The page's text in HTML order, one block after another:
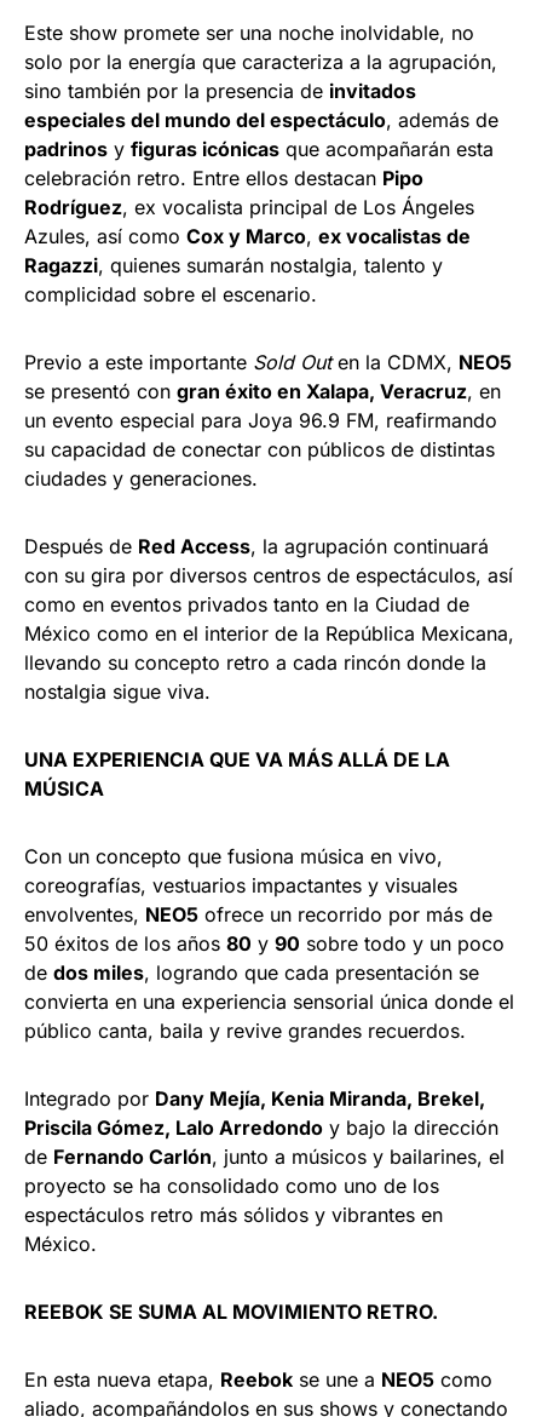
Este show promete ser una noche inolvidable, no
solo por la energía que caracteriza a la agrupación,
sino también por la presencia de invitados
especiales del mundo del espectáculo, además de
padrinos y figuras icónicas que acompañarán esta
celebración retro. Entre ellos destacan Pipo
Rodríguez, ex vocalista principal de Los Ángeles
Azules, así como Cox y Marco, ex vocalistas de
Ragazzi, quienes sumarán nostalgia, talento y
complicidad sobre el escenario.
Previo a este importante Sold Outen la CDMX, NEO5
se presentó con gran éxito en Xalapa, Veracruz, en
un evento especial para Joya 96.9 FM, reafirmando
su capacidad de conectar con públicos de distintas
ciudades y generaciones.
Después de Red Access, la agrupación continuará
con su gira por diversos centros de espectáculos, así
como en eventos privados tanto en la Ciudad de
México como en el interior de la República Mexicana,
llevando su concepto retro a cada rincón donde la
nostalgia sigue viva.
UNA EXPERIENCIA QUE VA MÁS ALLÁ DE LA
MÚSICA
Con un concepto que fusiona música en vivo,
coreografías, vestuarios impactantes y visuales
envolventes, NEO5 ofrece un recorrido por más de
50 éxitos de los años 80 y 90 sobre todo y un poco
de dos miles, logrando que cada presentación se
convierta en una experiencia sensorial única donde el
público canta, baila y revive grandes recuerdos.
Integrado por Dany Mejía, Kenia Miranda, Brekel,
Priscila Gómez, Lalo Arredondo y bajo la dirección
de Fernando Carlón, junto a músicos y bailarines, el
proyecto se ha consolidado como uno de los
espectáculos retro más sólidos y vibrantes en
México.
REEBOK SE SUMA AL MOVIMIENTO RETRO.
En esta nueva etapa, Reebok se une a NEO5 como
aliado, acompañándolos en sus shows y conectando